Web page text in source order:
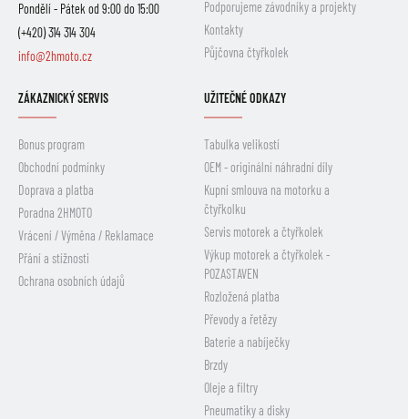
Pondělí - Pátek od 9:00 do 15:00
(+420) 314 314 304
info@2hmoto.cz
Podporujeme závodníky a projekty
Kontakty
Půjčovna čtyřkolek
ZÁKAZNICKÝ SERVIS
Bonus program
Obchodní podmínky
Doprava a platba
Poradna 2HMOTO
Vrácení / Výměna / Reklamace
Přání a stížnosti
Ochrana osobních údajů
UŽITEČNÉ ODKAZY
Tabulka velikostí
OEM - originální náhradní díly
Kupní smlouva na motorku a
čtyřkolku
Servis motorek a čtyřkolek
Výkup motorek a čtyřkolek -
POZASTAVEN
Rozložená platba
Převody a řetězy
Baterie a nabíječky
Brzdy
Oleje a filtry
Pneumatiky a disky